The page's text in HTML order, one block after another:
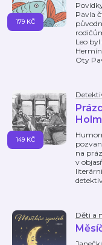
Pavla
Leo
Oty
179 KČ
na
v
149 KČ
Děti a